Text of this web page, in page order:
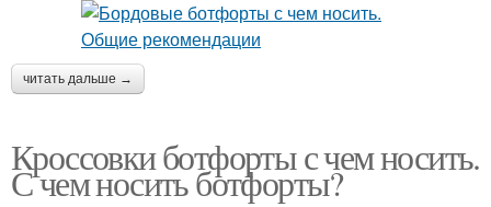
читать дальше →
Кроссовки ботфорты с чем носить.
С чем носить ботфорты?